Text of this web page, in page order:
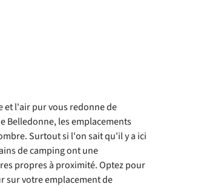
et l'air pur vous redonne de
Belledonne, les emplacements
Surtout si l'on sait qu'il y a ici
de camping ont une
propres à proximité. Optez pour
sur votre emplacement de